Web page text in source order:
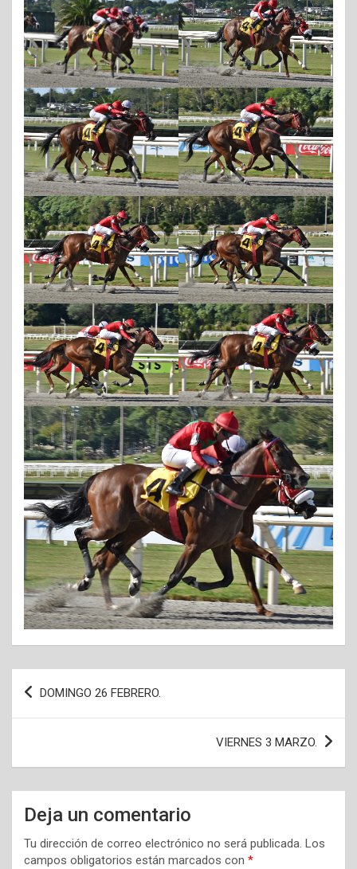
Navegación
de
DOMINGO 26 FEBRERO.
VIERNES 3 MARZO.
Deja un comentario
Tu dirección de correo electrónico no será publicada. Los
campos obligatorios están marcados con *